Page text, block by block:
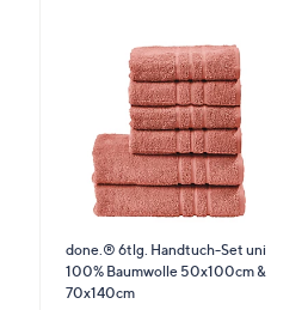
done.® 6tlg. Handtuch-Set uni
100% Baumwolle 50x100cm &
70x140cm